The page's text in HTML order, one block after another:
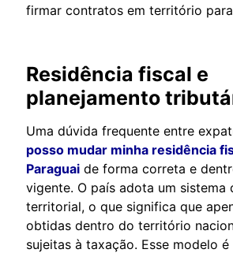
firmar contratos em território
Residência fiscal e
planejamento
Uma dúvida frequente entre
posso mudar minha residência
Paraguai de forma correta e
vigente. O país adota um sistema
territorial, o que significa que
obtidas dentro do território
sujeitas à taxação. Esse modelo